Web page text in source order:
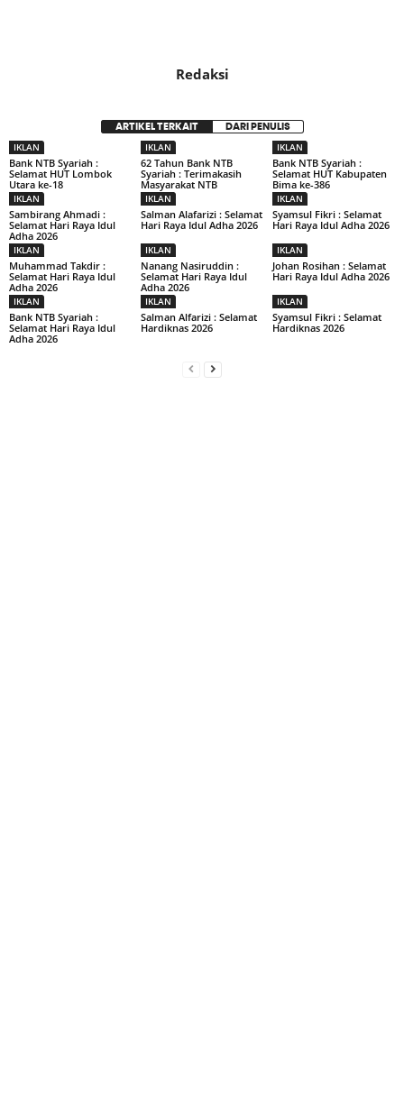
Redaksi
ARTIKEL TERKAIT DARI PENULIS
IKLAN
Bank NTB Syariah :
Selamat HUT Lombok
Utara ke-18
IKLAN
62 Tahun Bank NTB
Syariah : Terimakasih
Masyarakat NTB
IKLAN
Bank NTB Syariah :
Selamat HUT Kabupaten
Bima ke-386
IKLAN
Sambirang Ahmadi :
Selamat Hari Raya Idul
Adha 2026
IKLAN
Salman Alafarizi : Selamat
Hari Raya Idul Adha 2026
IKLAN
Syamsul Fikri : Selamat
Hari Raya Idul Adha 2026
IKLAN
Muhammad Takdir :
Selamat Hari Raya Idul
Adha 2026
IKLAN
Nanang Nasiruddin :
Selamat Hari Raya Idul
Adha 2026
IKLAN
Johan Rosihan : Selamat
Hari Raya Idul Adha 2026
IKLAN
Bank NTB Syariah :
Selamat Hari Raya Idul
Adha 2026
IKLAN
Salman Alfarizi : Selamat
Hardiknas 2026
IKLAN
Syamsul Fikri : Selamat
Hardiknas 2026